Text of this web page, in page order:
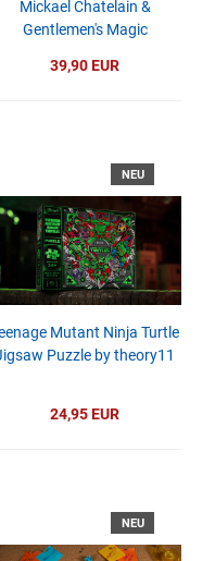
Mickael Chatelain &
Gentlemen's Magic
39,90 EUR
NEU
Mutant Ninja Turtle
Puzzle by theory11
24,95 EUR
NEU